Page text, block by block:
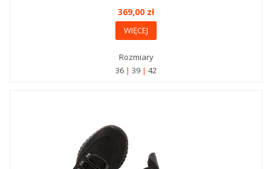
369,00 zł
WIĘCEJ
Rozmiary
36
39 42